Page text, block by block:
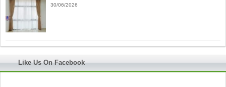
30/06/2026
Like Us On Facebook